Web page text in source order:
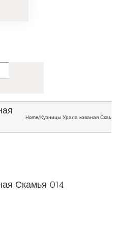
Home/Кузницы Урала кованая Скамья
Скамья 014